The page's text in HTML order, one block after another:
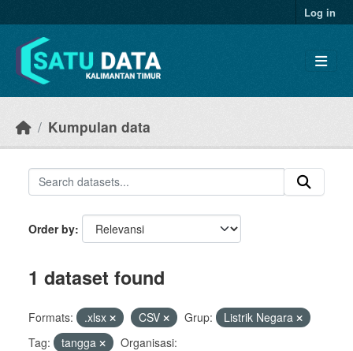
Log in
Kumpulan data
Order by
1 dataset found
Formats: .xlsx CSV Grup:
Listrik Negara
Tag:
tangga
Organisasi: